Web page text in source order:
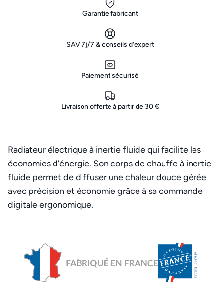
Garantie fabricant
SAV 7j/7 & conseils d’expert
Paiement sécurisé
Livraison offerte à partir de 30 €
Radiateur électrique à inertie fluide qui facilite les
économies d’énergie. Son corps de chauffe à inertie
fluide permet de diffuser une chaleur douce gérée
avec précision et économie grâce à sa commande
digitale ergonomique.